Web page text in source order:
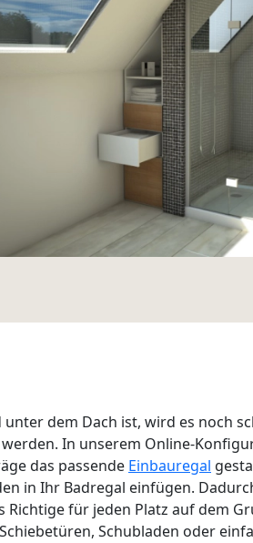
dem Dach ist, wird es noch
In unserem Online-
das passende Einbauregal
in Ihr Badregal einfügen.
für jeden Platz auf dem
Schubladen oder